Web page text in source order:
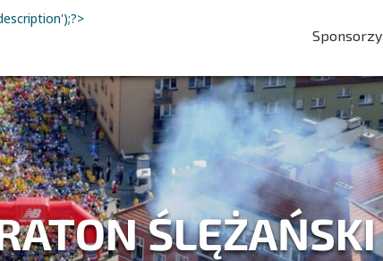
Sponsorzy
ŚLĘŻAŃSKI